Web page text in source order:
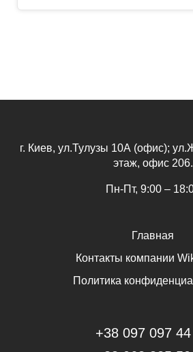
г. Киев, ул.Тулузы 10А (офис);
этаж, офис 206.
Пн-Пт, 9:00 –
Главная
Контакты компании
Политика
+38 097 097